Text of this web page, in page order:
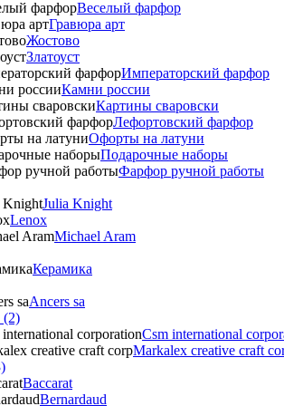
Веселый фарфор
Гравюра арт
Жостово
Златоуст
Императорский фарфор
Камни россии
Картины сваровски
Лефортовский фарфор
Офорты на латуни
Подарочные наборы
Фарфор ручной работы
Julia Knight
Lenox
Michael Aram
Керамика
Ancers sa
Csm international
Markalex creative craft
Baccarat
Bernardaud